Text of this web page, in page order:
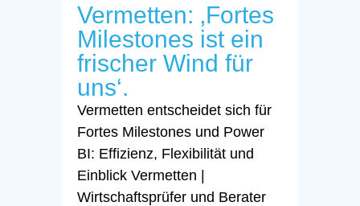
Vermetten: ‚Fortes
Milestones ist ein
frischer Wind für
uns‘.
Vermetten entscheidet sich für
Fortes Milestones und Power
BI: Effizienz, Flexibilität und
Einblick Vermetten |
Wirtschaftsprüfer und Berater